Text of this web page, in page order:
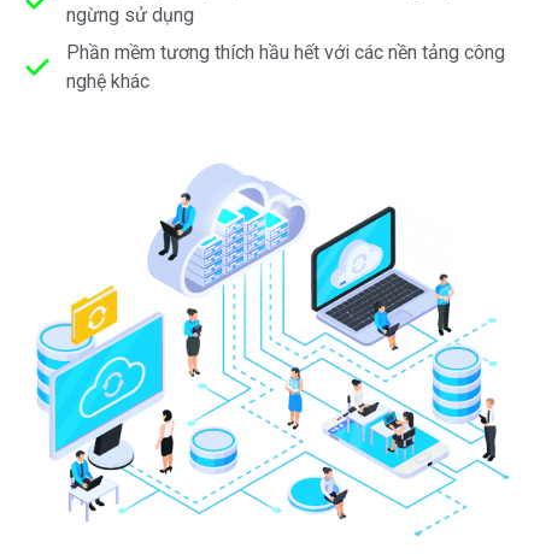
ngừng sử dụng
Phần mềm tương thích hầu hết với các nền tảng công
nghệ khác